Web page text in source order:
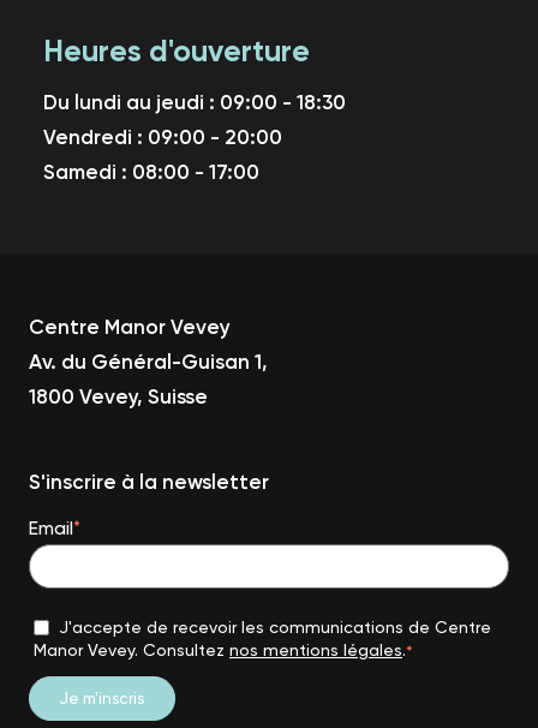
Heures d'ouverture
Du lundi au jeudi : 09:00 - 18:30
Vendredi : 09:00 - 20:00
Samedi : 08:00 - 17:00
Centre Manor Vevey
Av. du Général-Guisan 1,
1800 Vevey, Suisse
S'inscrire à la newsletter
Email*
J'accepte de recevoir les communications de Centre
Manor Vevey. Consultez nos mentions légales.*